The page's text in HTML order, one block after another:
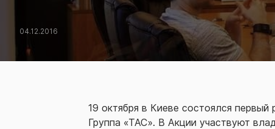
04.12.2016
19 октября в Киеве состоялся
Группа «ТАС». В Акции участвуют